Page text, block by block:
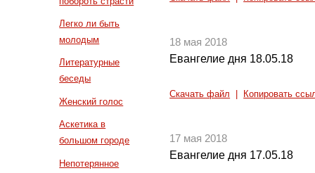
Легко ли быть
молодым
Литературные
беседы
Женский голос
Аскетика в
большом городе
Непотерянное
18 мая 2018
Евангелие дня 18.05.18
Скачать файл Копировать
17 мая 2018
Евангелие дня 17.05.18